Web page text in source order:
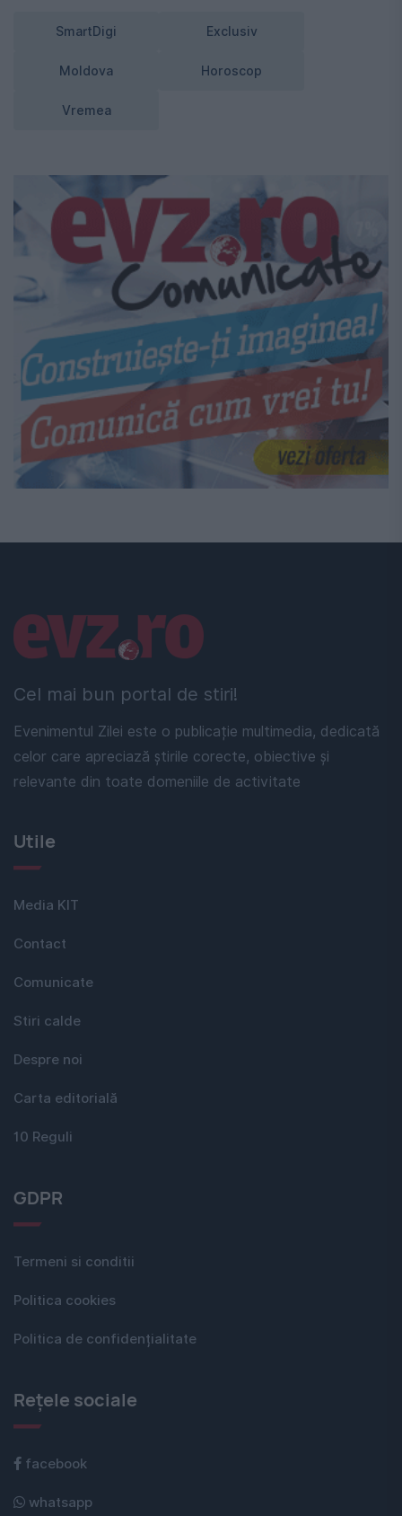
SmartDigi Exclusiv
Moldova Horoscop
Vremea
Cel mai bun portal de stiri!
Evenimentul Zilei este o publicație multimedia, dedicată
celor care apreciază știrile corecte, obiective și
relevante din toate domeniile de activitate
Linkuri utile
Utile
Media KIT
Contact
Comunicate
Stiri calde
Despre noi
Carta editorială
10 Reguli
GDPR
Termeni si conditii
Politica cookies
Politica de confidențialitate
Rețele sociale
facebook
whatsapp